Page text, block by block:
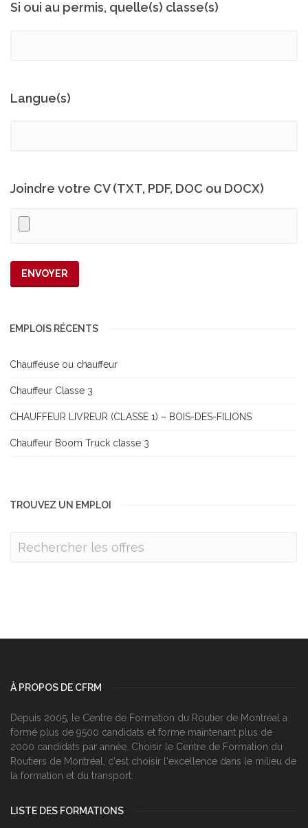
Si oui au permis, quelle(s) classe(s)
Langue(s)
Joindre votre CV (TXT, PDF, DOC ou DOCX)
EMPLOIS RÉCENTS
Chauffeuse ou chauffeur
Chauffeur Classe 3
CHAUFFEUR LIVREUR (CLASSE 1) – BOIS-DES-FILIONS
Chauffeur Boom Truck classe 3
TROUVEZ UN EMPLOI
À PROPOS DE CFRM
Depuis 2005, le Centre de Formation du Routier de Montréal a
formé plus de 9500 candidats et forme maintenant plus de
2000 candidats par année. Choisir le Centre de Formation du
Routiers de Montréal, c‘est choisir l‘excellence dans le milieu de
la formation et du transport.
LISTE DES FORMATIONS